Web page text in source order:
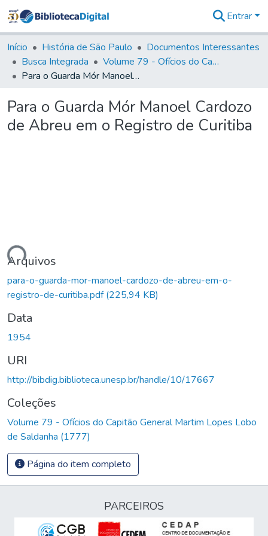
&
Coleções
Tudo na
Biblioteca
Estatísticas
Entrar
Início História de São Paulo
Documentos Interessantes
Busca Integrada
Volume 79 - Ofícios do Capitão General Martim Lopes Lobo de Saldanha (1777)
Para o Guarda Mór Manoel Cardozo de Abreu em o Registro de Curitiba
Para o Guarda Mór Manoel Cardozo
de Abreu em o Registro de Curitiba
Arquivos
para-o-guarda-mor-manoel-cardozo-de-abreu-em-o-
registro-de-curitiba.pdf(225,94 KB)
Data
1954
URI
http://bibdig.biblioteca.unesp.br/handle/10/17667
Coleções
Volume 79 - Ofícios do Capitão General Martim Lopes Lobo
de Saldanha (1777)
Página do item completo
PARCEIROS